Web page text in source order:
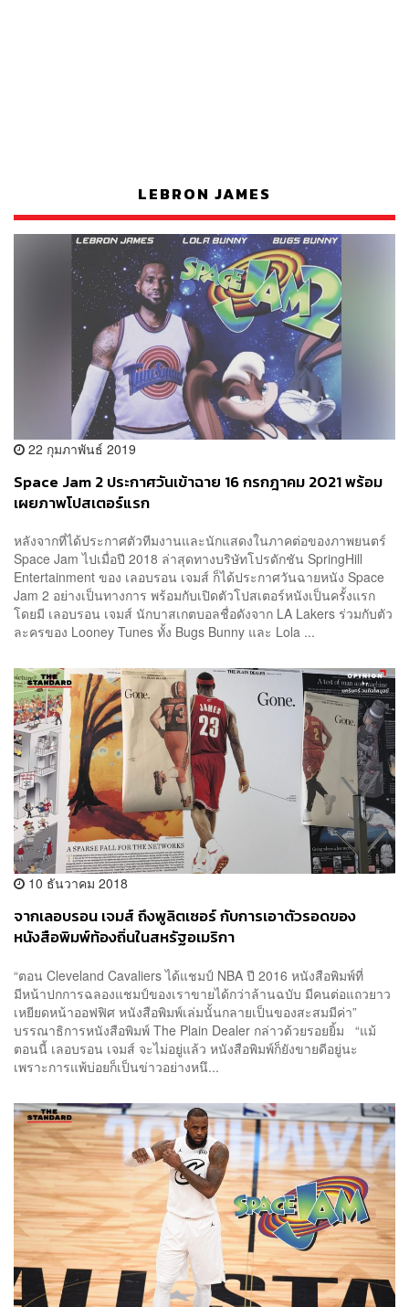
LEBRON JAMES
22 กุมภาพันธ์ 2019
Space Jam 2 ประกาศวันเข้าฉาย 16 กรกฎาคม 2021 พร้อม
เผยภาพโปสเตอร์แรก
หลังจากที่ได้ประกาศตัวทีมงานและนักแสดงในภาคต่อของภาพยนตร์
Space Jam ไปเมื่อปี 2018 ล่าสุดทางบริษัทโปรดักชัน SpringHill
Entertainment ของ เลอบรอน เจมส์ ก็ได้ประกาศวันฉายหนัง Space
Jam 2 อย่างเป็นทางการ พร้อมกับเปิดตัวโปสเตอร์หนังเป็นครั้งแรก
โดยมี เลอบรอน เจมส์ นักบาสเกตบอลชื่อดังจาก LA Lakers ร่วมกับตัว
ละครของ Looney Tunes ทั้ง Bugs Bunny และ Lola ...
10 ธันวาคม 2018
จากเลอบรอน เจมส์ ถึงพูลิตเซอร์ กับการเอาตัวรอดของ
หนังสือพิมพ์ท้องถิ่นในสหรัฐอเมริกา
“ตอน Cleveland Cavaliers ได้แชมป์ NBA ปี 2016 หนังสือพิมพ์ที่
มีหน้าปกการฉลองแชมป์ของเราขายได้กว่าล้านฉบับ มีคนต่อแถวยาว
เหยียดหน้าออฟฟิศ หนังสือพิมพ์เล่มนั้นกลายเป็นของสะสมมีค่า”
บรรณาธิการหนังสือพิมพ์ The Plain Dealer กล่าวด้วยรอยยิ้ม “แม้
ตอนนี้ เลอบรอน เจมส์ จะไม่อยู่แล้ว หนังสือพิมพ์ก็ยังขายดีอยู่นะ
เพราะการแพ้บ่อยก็เป็นข่าวอย่างหนึ...